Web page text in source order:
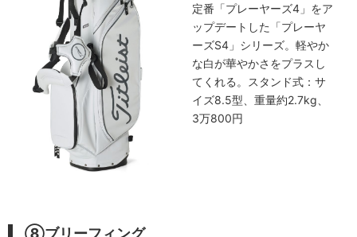
定番「プレーヤーズ4」をア
ップデートした「プレーヤ
ーズS4」シリーズ。軽やか
な白が華やかさをプラスし
てくれる。スタンド式：サ
イズ8.5型、重量約2.7kg、
3万800円
⑧ブリーフィング